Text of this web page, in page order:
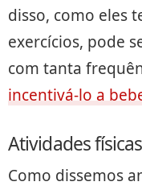
disso, como eles
exercícios, pode
com tanta
incentivá-lo a
Atividades
Como dissemos